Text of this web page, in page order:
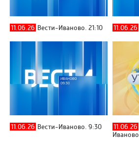
11.06.26 Вести-Иваново. 21:10 11.06.26
11.06.26 Вести-Иваново. 9:30 11.06.26
Иваново